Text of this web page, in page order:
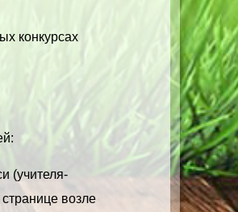
конкурсах
(учителя-
возле